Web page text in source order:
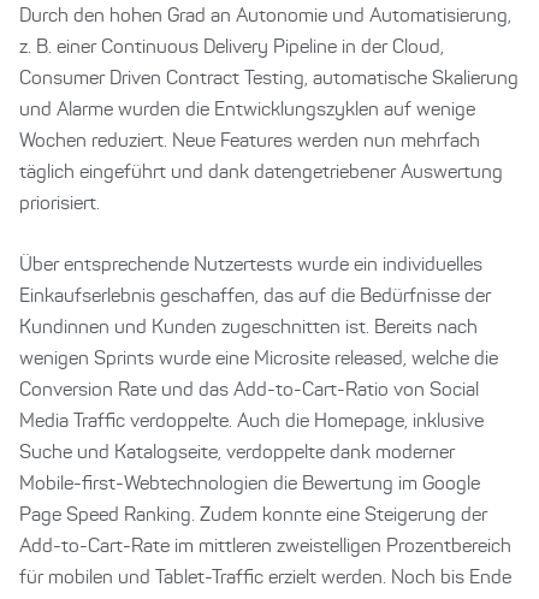
Durch den hohen Grad an Autonomie und Automatisierung,
z. B. einer Continuous Delivery Pipeline in der Cloud,
Consumer Driven Contract Testing, automatische Skalierung
und Alarme wurden die Entwicklungszyklen auf wenige
Wochen reduziert. Neue Features werden nun mehrfach
täglich eingeführt und dank datengetriebener Auswertung
priorisiert.
Über entsprechende Nutzertests wurde ein individuelles
Einkaufserlebnis geschaffen, das auf die Bedürfnisse der
Kundinnen und Kunden zugeschnitten ist. Bereits nach
wenigen Sprints wurde eine Microsite released, welche die
Conversion Rate und das Add-to-Cart-Ratio von Social
Media Traffic verdoppelte. Auch die Homepage, inklusive
Suche und Katalogseite, verdoppelte dank moderner
Mobile-first-Webtechnologien die Bewertung im Google
Page Speed Ranking. Zudem konnte eine Steigerung der
Add-to-Cart-Rate im mittleren zweistelligen Prozentbereich
für mobilen und Tablet-Traffic erzielt werden. Noch bis Ende